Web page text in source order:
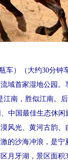
车）（大约30分
域首家湿地公园
南，胜似江南。
中国最佳生态休
风光、黄河古韵
的沙海冲浪，是
月牙湖，景区面